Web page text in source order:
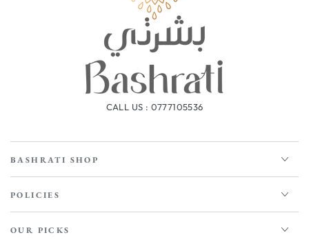
CALL US : 0777105536
BASHRATI SHOP
POLICIES
OUR PICKS